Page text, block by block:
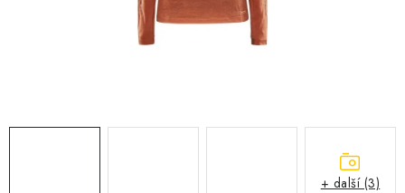
+ další (3)